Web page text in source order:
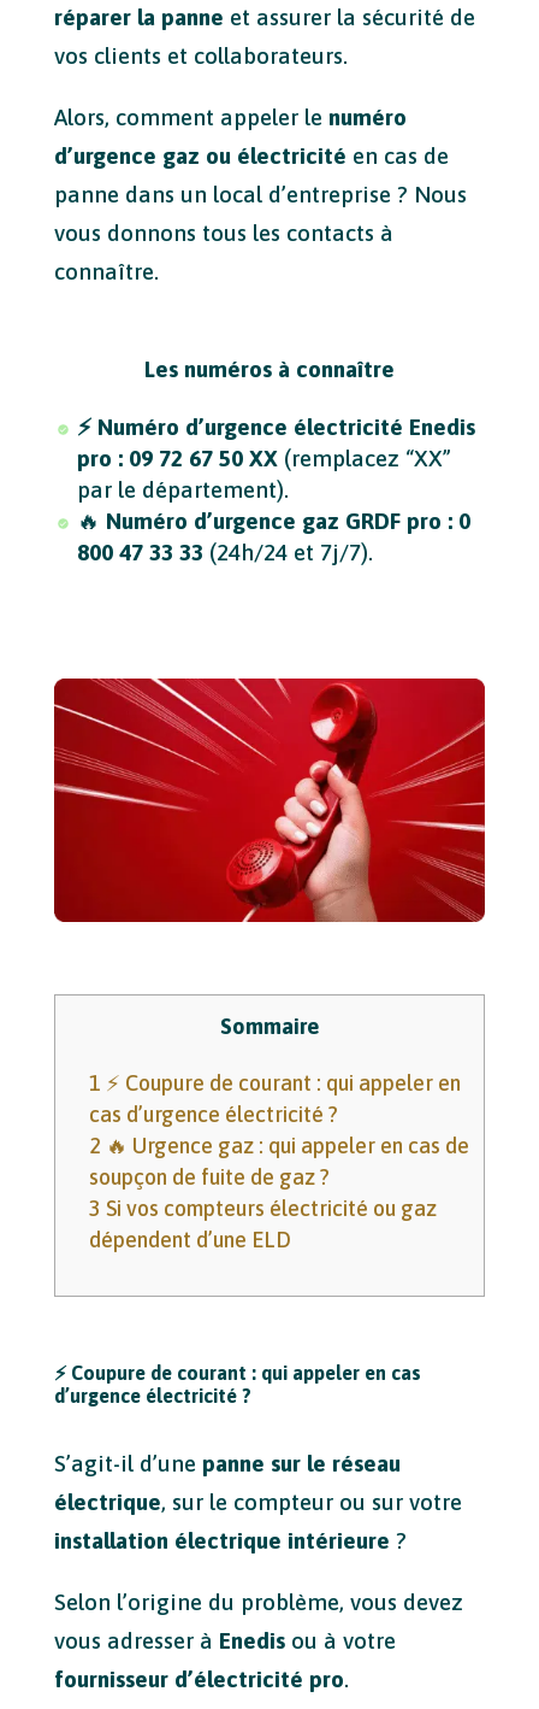
réparer la panne et assurer la sécurité de
vos clients et collaborateurs.
Alors, comment appeler le numéro
d’urgence gaz ou électricité en cas de
panne dans un local d’entreprise ? Nous
vous donnons tous les contacts à
connaître.
Les numéros à connaître
⚡ Numéro d’urgence électricité Enedis
pro : 09 72 67 50 XX(remplacez “XX”
par le département).
🔥 Numéro d’urgence gaz GRDF pro : 0
800 47 33 33 (24h/24 et 7j/7).
Sommaire
1 ⚡ Coupure de courant : qui appeler en
cas d’urgence électricité ?
2 🔥 Urgence gaz : qui appeler en cas de
soupçon de fuite de gaz ?
3 Si vos compteurs électricité ou gaz
dépendent d’une ELD
⚡ Coupure de courant : qui appeler en cas
d’urgence électricité ?
S’agit-il d’une panne sur le réseau
électrique, sur le compteur ou sur votre
installation électrique intérieure ?
Selon l’origine du problème, vous devez
vous adresser à Enedisou à votre
fournisseur d’électricité pro.